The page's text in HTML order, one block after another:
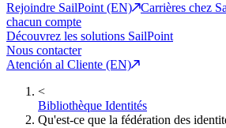
Rejoindre SailPoint (EN)
Carrières chez
chacun compte
Découvrez les solutions SailPoint
Nous contacter
Atención al Cliente (EN)
<
Bibliothèque Identités
Qu'est-ce que la fédération des